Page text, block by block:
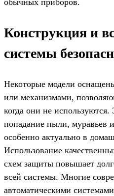
обычных приборов.
Конструкция и
системы
Некоторые модели
или механизмами,
когда они не
попадание пыли, муравьев
особенно актуально в
Использование
схем защиты повышает
всей системы. Многие
автоматическими